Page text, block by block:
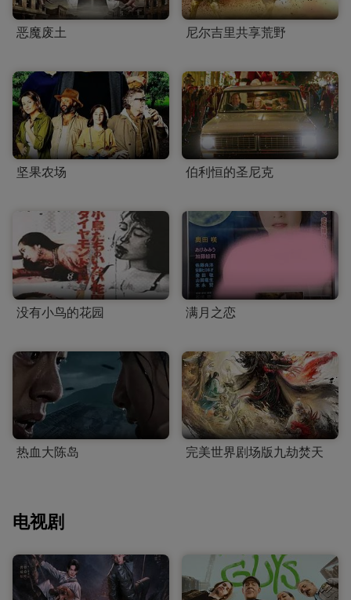
恶魔废土 尼尔吉里共享荒野
坚果农场 伯利恒的圣尼克
没有小鸟的花园 满月之恋
热血大陈岛 完美世界剧场版九劫焚天
电视剧